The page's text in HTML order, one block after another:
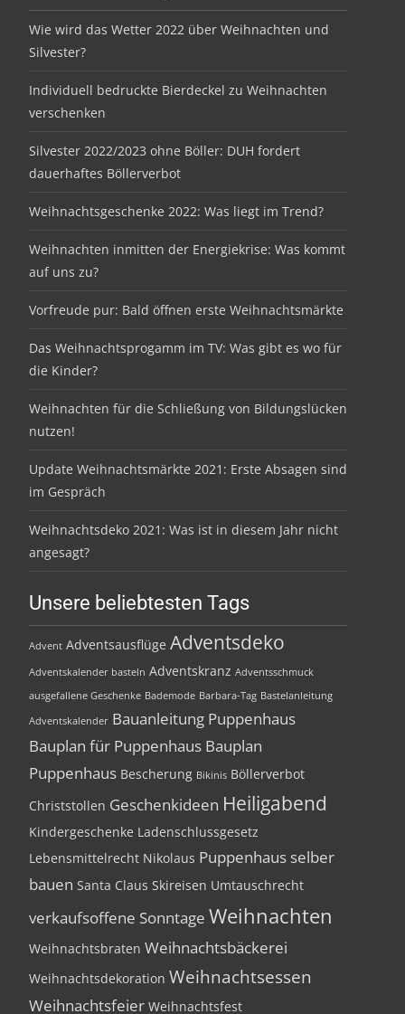
Wie wird das Wetter 2022 über Weihnachten und
Silvester?
Individuell bedruckte Bierdeckel zu Weihnachten
verschenken
Silvester 2022/2023 ohne Böller: DUH fordert
dauerhaftes Böllerverbot
Weihnachtsgeschenke 2022: Was liegt im Trend?
Weihnachten inmitten der Energiekrise: Was kommt
auf uns zu?
Vorfreude pur: Bald öffnen erste Weihnachtsmärkte
Das Weihnachtsprogamm im TV: Was gibt es wo für
die Kinder?
Weihnachten für die Schließung von Bildungslücken
nutzen!
Update Weihnachtsmärkte 2021: Erste Absagen sind
im Gespräch
Weihnachtsdeko 2021: Was ist in diesem Jahr nicht
angesagt?
Unsere beliebtesten Tags
Advent Adventsausflüge Adventsdeko
Adventskalender basteln Adventskranz Adventsschmuck
ausgefallene Geschenke Bademode Barbara-Tag Bastelanleitung
Adventskalender Bauanleitung Puppenhaus
Bauplan für Puppenhaus Bauplan
Puppenhaus Bescherung Bikinis Böllerverbot
Christstollen Geschenkideen Heiligabend
Kindergeschenke Ladenschlussgesetz
Lebensmittelrecht Nikolaus Puppenhaus selber
bauen Santa Claus Skireisen Umtauschrecht
verkaufsoffene Sonntage Weihnachten
Weihnachtsbraten Weihnachtsbäckerei
Weihnachtsdekoration Weihnachtsessen
Weihnachtsfeier Weihnachtsfest